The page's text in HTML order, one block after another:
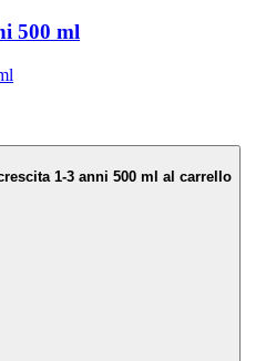
500 ml
1-3 anni 500 ml al carrello